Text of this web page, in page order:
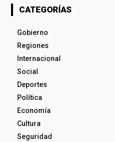
CATEGORÍAS
Gobierno
Regiones
Internacional
Social
Deportes
Política
Economía
Cultura
Seguridad